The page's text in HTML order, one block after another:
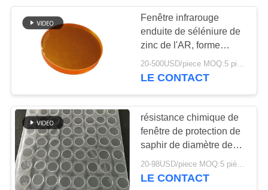
Lentille optique
infrarouge
10
Prisme infrarouge
16
Fenêtre infrarouge
enduite de séléniure de
zinc de l'AR, forme
ronde, basse dispersion,
pour la formation
Systems
20-500USD/piece MOQ:5 pièces
LE CONTACT
résistance chimique de
fenêtre de protection de
saphir de diamètre de
13mm pour la caméra
LE CONTACT